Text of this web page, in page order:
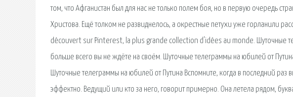
том, что Афганистан был для нас не только полем боя, но в первую очередь
Христова. Ещё толком не развиднелось, а окрестные петухи уже горланили
découvert sur Pinterest, la plus grande collection d'idées au monde. Шуточные
больше всего вы не ждёте на своём. Шуточные телеграммы на юбилей от
Шуточные телеграммы на юбилей от Путина Вспомните, когда в последний раз
эффектно. Ведущий или кто за него, говорит примерно. Она летела рядом,